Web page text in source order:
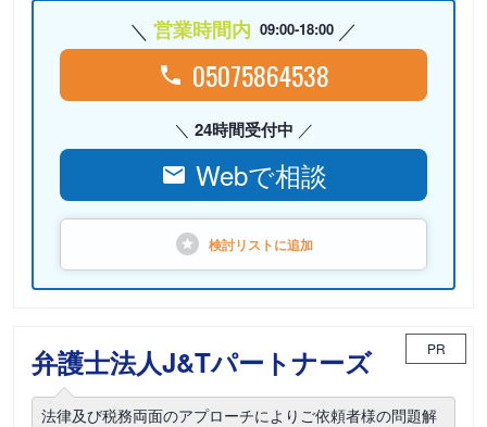
営業時間内 09:00-18:00
05075864538
24時間受付中
Webで相談
検討リストに追加
弁護士法人J&Tパートナーズ PR
法律及び税務両面のアプローチによりご依頼者様の問題解